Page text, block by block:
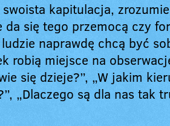
kapitulacja,
da się tego przemocą czy
naprawdę chcą być
robią miejsce na
się dzieje?”, „W jakim
„Dlaczego są dla nas tak